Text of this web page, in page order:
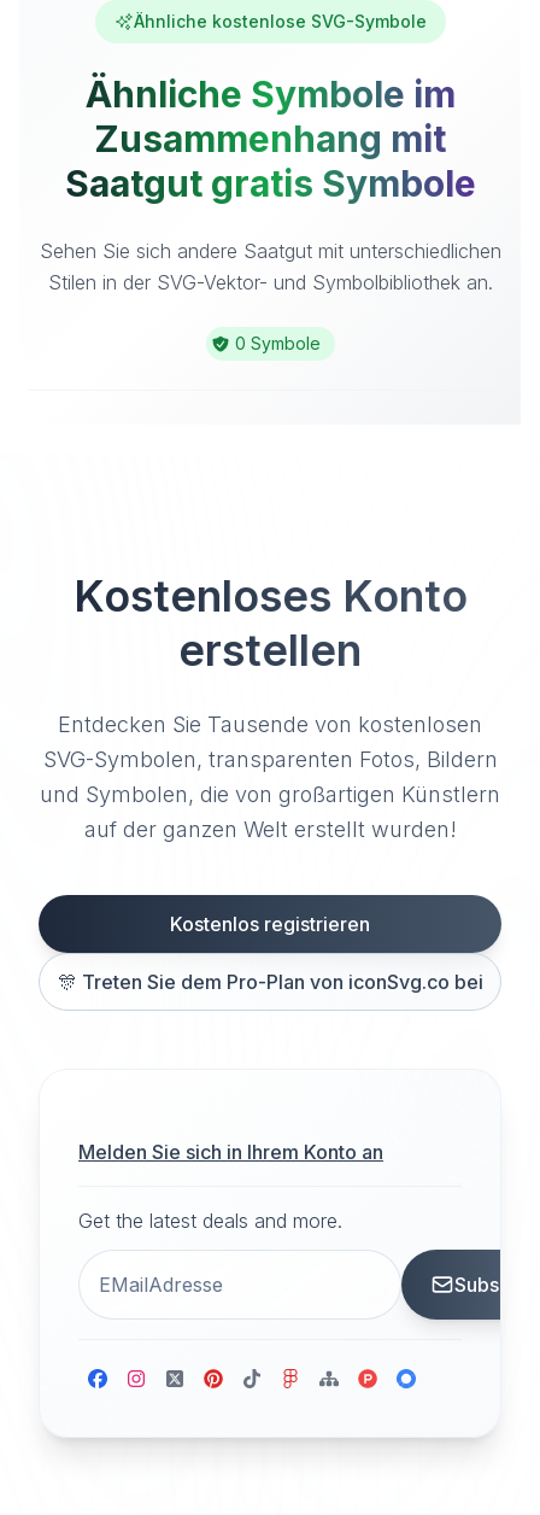
Ähnliche kostenlose SVG-Symbole
Ähnliche Symbole im
Zusammenhang mit
Saatgut gratis Symbole
Sehen Sie sich andere Saatgut mit unterschiedlichen
Stilen in der SVG-Vektor- und Symbolbibliothek an.
0 Symbole
Kostenloses Konto
erstellen
Entdecken Sie Tausende von kostenlosen
SVG-Symbolen, transparenten Fotos, Bildern
und Symbolen, die von großartigen Künstlern
auf der ganzen Welt erstellt wurden!
Kostenlos registrieren
🎊 Treten Sie dem Pro-Plan von iconSvg.co bei
Melden Sie sich in Ihrem Konto an
Get the latest deals and more.